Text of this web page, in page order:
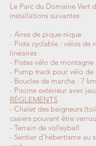
Le Parc du Domaine Vert
installations suivantes :
- Aires de pique-nique
- Piste cyclable : vélos de
linéaires
- Pistes vélo de montagne
- Pump track pour vélo
- Boucles de marche : 7 km
- Piscine extérieur avec
RÉGLEMENTS
- Chalet des baigneurs
casiers pouvant être
- Terrain de volleyball
- Sentier d’hébertisme au